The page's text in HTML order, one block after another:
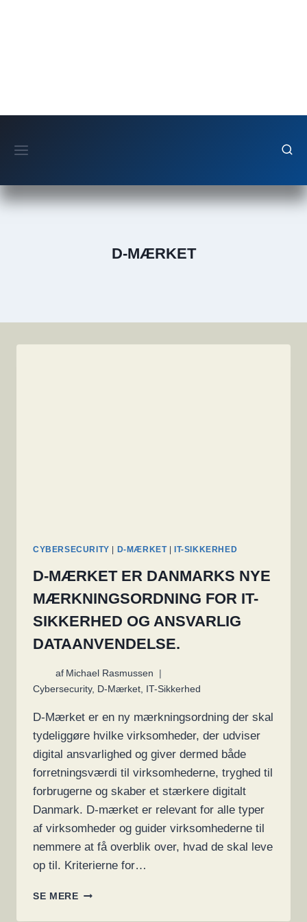
D-MÆRKET
CYBERSECURITY D-MÆRKET| IT-SIKKERHED
D-MÆRKET ER DANMARKS NYE
MÆRKNINGSORDNING FOR IT-
SIKKERHED OG ANSVARLIG
DATAANVENDELSE.
af Michael Rasmussen
Cybersecurity, D-Mærket IT-Sikkerhed
D-Mærket er en ny mærkningsordning der skal
tydeliggøre hvilke virksomheder, der udviser
digital ansvarlighed og giver dermed både
forretningsværdi til virksomhederne, tryghed til
forbrugerne og skaber et stærkere digitalt
Danmark. D-mærket er relevant for alle typer
af virksomheder og guider virksomhederne til
nemmere at få overblik over, hvad de skal leve
op til. Kriterierne for…
SE MERED-